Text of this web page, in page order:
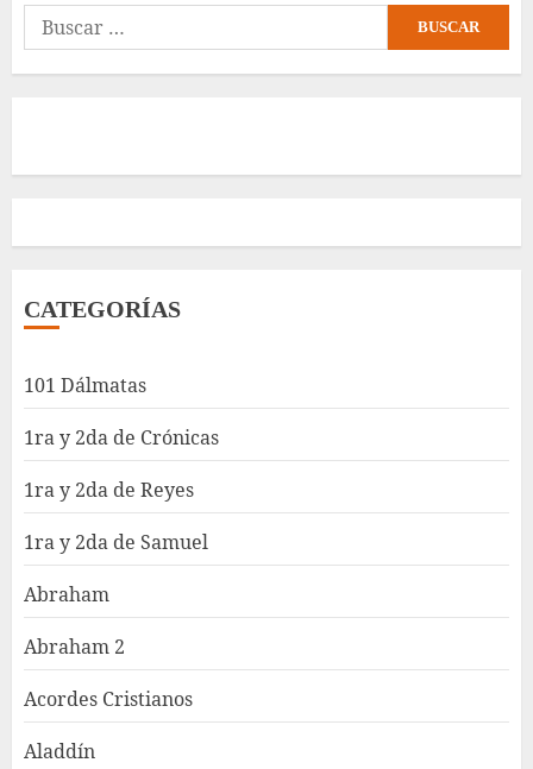
Buscar:
CATEGORÍAS
101 Dálmatas
1ra y 2da de Crónicas
1ra y 2da de Reyes
1ra y 2da de Samuel
Abraham
Abraham 2
Acordes Cristianos
Aladdín